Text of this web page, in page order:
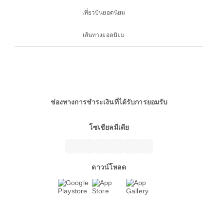
เที่ยวบินยอดนิยม
เส้นทางยอดนิยม
ช่องทางการชำระเงินที่ได้รับการยอมรับ
โซเชียลมีเดีย
ดาวน์โหลด